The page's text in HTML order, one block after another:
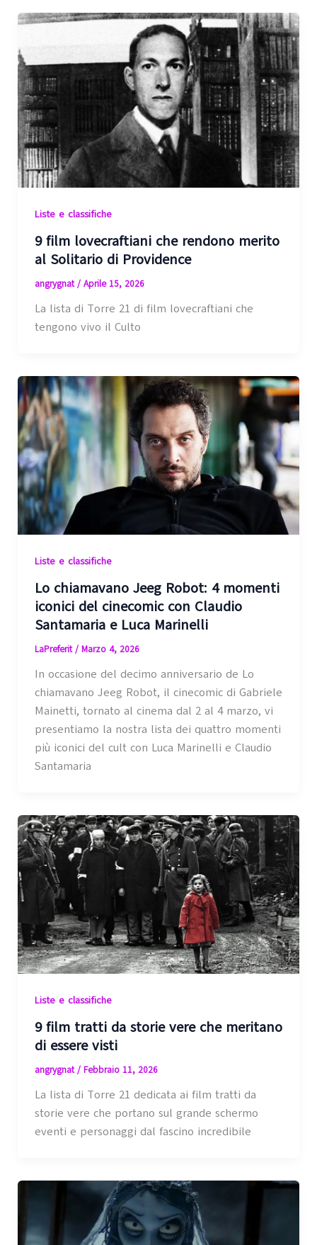
Liste e classifiche
9 film lovecraftiani che rendono merito
al Solitario di Providence
angrygnat/ Aprile 15, 2026
La lista di Torre 21 di film lovecraftiani che
tengono vivo il Culto
Liste e classifiche
Lo chiamavano Jeeg Robot: 4 momenti
iconici del cinecomic con Claudio
Santamaria e Luca Marinelli
LaPreferit/ Marzo 4, 2026
In occasione del decimo anniversario de Lo
chiamavano Jeeg Robot, il cinecomic di Gabriele
Mainetti, tornato al cinema dal 2 al 4 marzo, vi
presentiamo la nostra lista dei quattro momenti
più iconici del cult con Luca Marinelli e Claudio
Santamaria
Liste e classifiche
9 film tratti da storie vere che meritano
di essere visti
angrygnat/ Febbraio 11, 2026
La lista di Torre 21 dedicata ai film tratti da
storie vere che portano sul grande schermo
eventi e personaggi dal fascino incredibile